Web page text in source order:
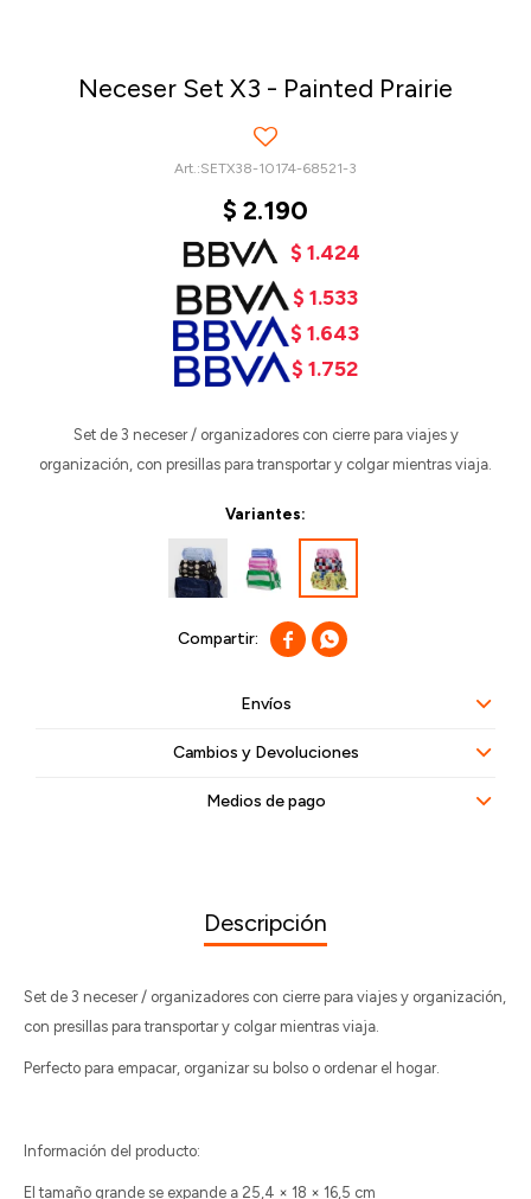
Neceser Set X3 - Painted Prairie
SETX38-10174-68521-3
$ 2.190
$ 1.424
$ 1.533
$ 1.643
$ 1.752
Set de 3 neceser / organizadores con cierre para viajes y
organización, con presillas para transportar y colgar mientras viaja.
Variantes:
 
Envíos
Cambios y Devoluciones
Medios de pago
Descripción
Set de 3 neceser / organizadores con cierre para viajes y organización,
con presillas para transportar y colgar mientras viaja.
Perfecto para empacar, organizar su bolso o ordenar el hogar.
Información del producto:
El tamaño grande se expande a 25,4 × 18 × 16,5 cm